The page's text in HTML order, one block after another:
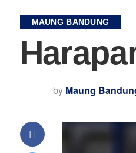
MAUNG BANDUNG
by Maung